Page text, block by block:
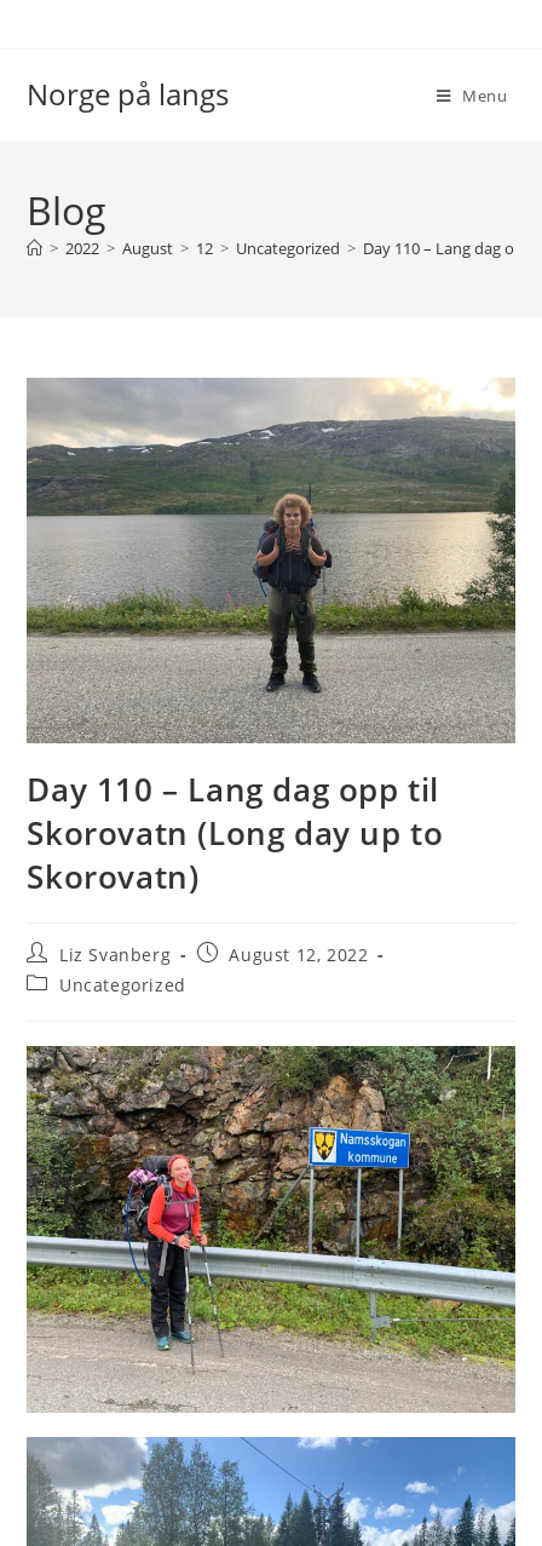
Norge på langs Menu
Blog
> 2022 > August > 12 > Uncategorized > Day 110 – Lang dag
Day 110 – Lang dag opp til
Skorovatn (Long day up to
Skorovatn)
Post
author:
Liz Svanberg
PostAugust 12, 2022
PostUncategorized